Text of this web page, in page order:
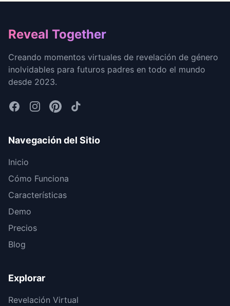
Footer
Reveal Together
Creando momentos virtuales de revelación de género
inolvidables para futuros padres en todo el mundo
desde 2023.
Navegación del Sitio
Inicio
Cómo Funciona
Características
Demo
Precios
Blog
Explorar
Revelación Virtual